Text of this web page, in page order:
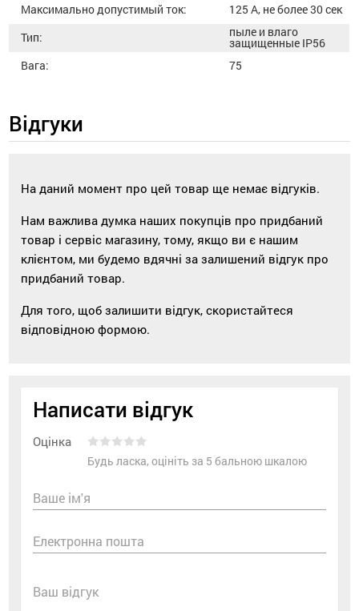
Максимально допустимый ток:
125 А, не более 30 сек
Тип:
пыле и влаго
защищенные IP56
Вага:
75
Відгуки
На даний момент про цей товар ще немає відгуків.
Нам важлива думка наших покупців про придбаний
товар і сервіс магазину, тому, якщо ви є нашим
клієнтом, ми будемо вдячні за залишений відгук про
придбаний товар.
Для того, щоб залишити відгук, скористайтеся
відповідною формою.
Написати відгук
Оцінка
Будь ласка, оцініть за 5 бальною шкалою
Ваше ім'я
Електронна пошта
Ваш відгук